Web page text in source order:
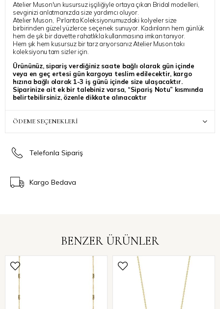
Atelier Muson'un kusursuz işçiliğiyle ortaya çıkan Bridal modelleri,
sevginizi anlatmanızda size yardımcı oluyor.
Atelier Muson, Pırlanta Koleksiyonumuzdaki kolyeler size
birbirinden güzel yüzlerce seçenek sunuyor. Kadınların hem günlük
hem de şık bir davette rahatlıkla kullanmasına imkan tanıyor.
Hem şık hem kusursuz bir tarz arıyorsanız Atelier Muson takı
koleksiyonu tam sizler için.
Ürününüz, sipariş verdiğiniz saate bağlı olarak gün içinde
veya en geç ertesi gün kargoya teslim edilecektir, kargo
hızına bağlı olarak 1-3 iş günü içinde size ulaşacaktır.
Siparinize ait ek bir talebiniz varsa, “Sipariş Notu” kısmında
belirtebilirsiniz, özenle dikkate alınacaktır
ÖDEME SEÇENEKLERI
Telefonla Sipariş
Kargo Bedava
BENZER ÜRÜNLER